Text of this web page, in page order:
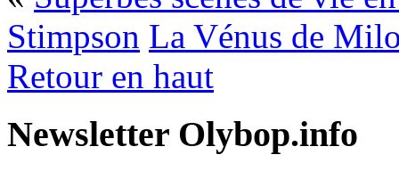
Stimpson La Vénus de
Retour en haut
Newsletter Olybop.info